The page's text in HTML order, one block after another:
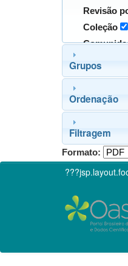
Revisão
Coleção
Grupos
Ordenação
Filtragem
Formato: